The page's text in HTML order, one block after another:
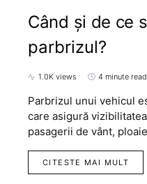
Când și de ce
parbrizul?
1.0K views 4 minute read
Parbrizul unui vehicul
care asigură
pasagerii de vânt,
CITESTE MAI MULT